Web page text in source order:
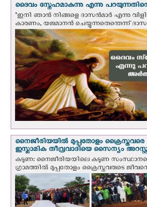
ദൈവം സ്നേഹമാകുന്നു എന്നു
"ഇനി ഞാന്‍ നിങ്ങളെ ദാസന്‍മാര്‍ എന്നു
കാരണം, യജമാനന്‍ ചെയ്യുന്നതെന്തെന്ന്
നൈജീരിയയില്‍ മുപ്പതോളം ക്രൈസ്തവരെ
ഇസ്ലാമിക തീവ്രവാദിയെ സൈന്യം
കടുണ: നൈജീരിയയിലെ കടുണ
ഗ്രാമത്തിൽ മുപ്പതോളം ക്രൈസ്തവരുടെ